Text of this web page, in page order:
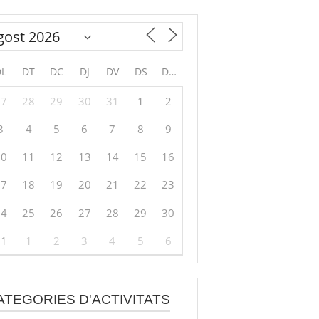
DT DC DJ DV DS DG
28 29 30 31 1
2
4 5 6 7 8
9
11 12 13 14 15
16
18 19 20 21 22
23
25 26 27 28 29
30
1 2 3 4 5 6
D'ACTIVITATS